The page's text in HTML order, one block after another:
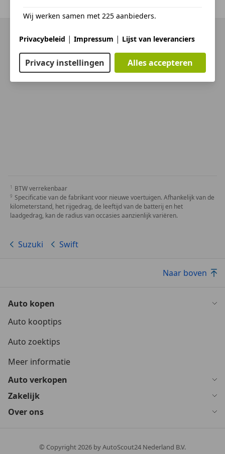
BTW verrekenbaar
Specificatie van de fabrikant voor nieuwe voertuigen. Afhankelijk van de
kilometerstand, het rijgedrag, de leeftijd van de batterij en het
laadgedrag, kan de radius van occasies aanzienlijk variëren.
Suzuki Swift
Naar boven
Auto kopen
Auto kooptips
Auto zoektips
Meer informatie
Auto verkopen
Zakelijk
Over ons
© Copyright2026 by AutoScout24 Nederland B.V.
Wij werken samen met 225 aanbieders.
Privacybeleid | Impressum | Lijst van leveranciers
Privacy instellingen Alles accepteren